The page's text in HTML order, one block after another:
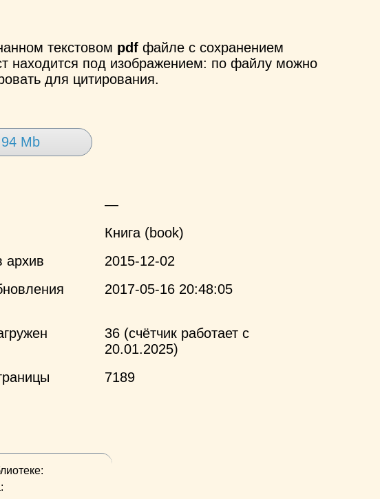
текстовом pdf файле с сохранением
находится под изображением: по файлу можно
для цитирования.
Mb
—
Книга (book)
архив
2015-12-02
2017-05-16 20:48:05
36 (счётчик работает с
20.01.2025)
7189